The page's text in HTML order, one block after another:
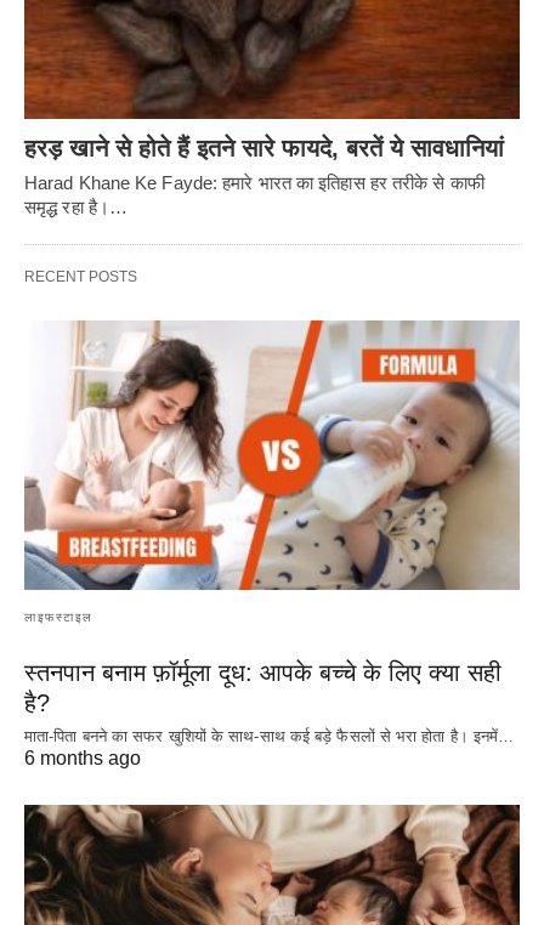
हरड़ खाने से होते हैं इतने सारे फायदे, बरतें ये सावधानियां
Harad Khane Ke Fayde: हमारे भारत का इतिहास हर तरीके से काफी
समृद्ध रहा है।…
RECENT POSTS
लाइफस्टाइल
स्तनपान बनाम फ़ॉर्मूला दूध: आपके बच्चे के लिए क्या सही
है?
माता-पिता बनने का सफर खुशियों के साथ-साथ कई बड़े फैसलों से भरा होता है। इनमें…
6 months ago